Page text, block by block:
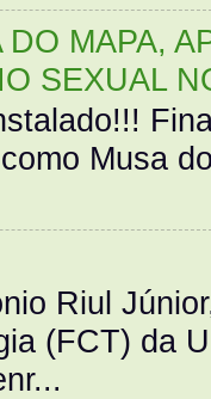
DO MAPA,
SEXUAL
Musa
Riul
(FCT) da